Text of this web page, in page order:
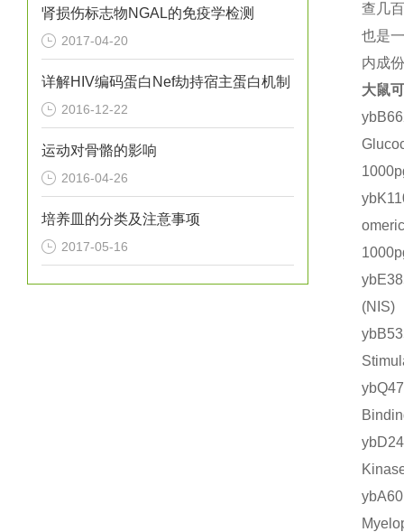
肾损伤标志物NGAL的免疫学检测
2017-04-20
详解HIV编码蛋白Nef劫持宿主蛋白机制
2016-12-22
运动对骨骼的影响
2016-04-26
培养皿的分类及注意事项
2017-05-16
查几
也是
内成
大鼠
(NIS)